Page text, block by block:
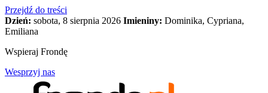
Przejdź do treści
Dzień: sobota, 8 sierpnia 2026 Imieniny: Dominika, Cypriana,
Emiliana
Wspieraj Frondę
Wesprzyj nas